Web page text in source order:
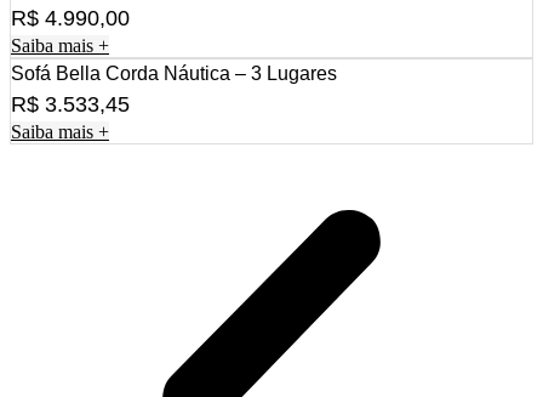
R$ 4.990,00
Saiba mais +
Sofá Bella Corda Náutica – 3 Lugares
R$ 3.533,45
Saiba mais +